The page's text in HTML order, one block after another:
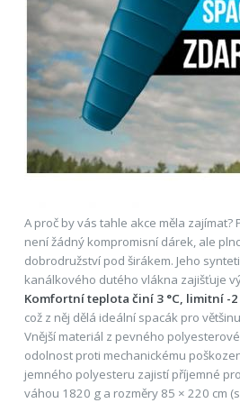
A proč by vás tahle akce měla zajímat?
není žádný kompromisní dárek, ale
dobrodružství pod širákem. Jeho
kanálkového dutého vlákna zajišťuje
Komfortní teplota činí 3 °C, limitní -2
což z něj dělá ideální spacák pro
Vnější materiál z pevného
odolnost proti mechanickému
jemného polyesteru zajistí příjemné
váhou 1820 g a rozměry 85 × 220 cm